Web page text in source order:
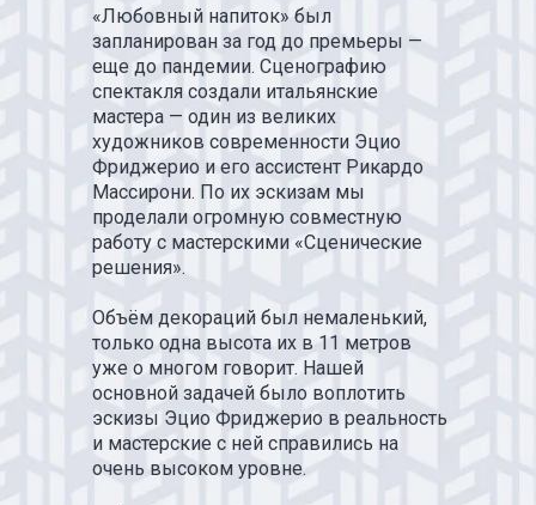
ДЛЯ
«Любовный напиток» был
запланирован за год до премьеры —
еще до пандемии. Сценографию
спектакля создали итальянские
мастера — один из великих
художников современности Эцио
Фриджерио и его ассистент Рикардо
Массирони. По их эскизам мы
проделали огромную совместную
работу с мастерскими «Сценические
решения».
Объём декораций был немаленький,
только одна высота их в 11 метров
уже о многом говорит. Нашей
основной задачей было воплотить
эскизы Эцио Фриджерио в реальность
и мастерские с ней справились на
очень высоком уровне.